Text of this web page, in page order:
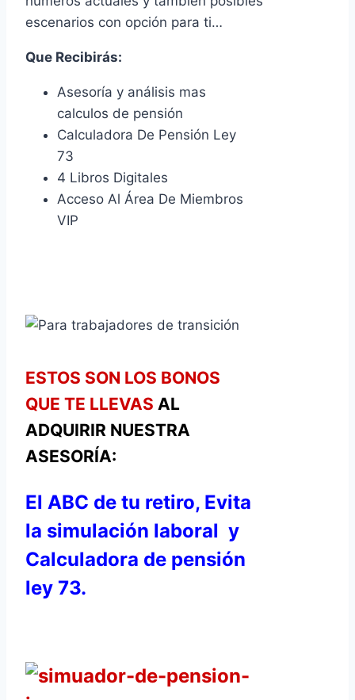
escenarios con opción para ti…
Que Recibirás:
Asesoría y análisis mas
calculos de pensión
Calculadora De Pensión Ley
73
4 Libros Digitales
Acceso Al Área De Miembros
VIP
ESTOS SON LOS BONOS
QUE TE LLEVAS AL
ADQUIRIR NUESTRA
ASESORÍA:
El ABC de tu retiro, Evita
la simulación laboral y
Calculadora de pensión
ley 73.